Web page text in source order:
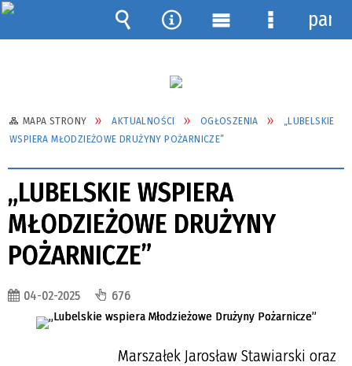
MAPA STRONY AKTUALNOŚCI OGŁOSZENIA
„LUBELSKIE
WSPIERA MŁODZIEŻOWE DRUŻYNY POŻARNICZE”
„LUBELSKIE WSPIERA
MŁODZIEŻOWE DRUŻYNY
POŻARNICZE”
04-02-2025 676
Marszałek Jarosław Stawiarski oraz
Wyszukiwarka
Narzędzia
Menu Menu
panel